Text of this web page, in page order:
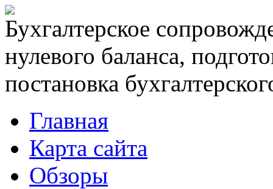
Бухгалтерское
нулевого баланса,
постановка
Главная
Карта сайта
Обзоры